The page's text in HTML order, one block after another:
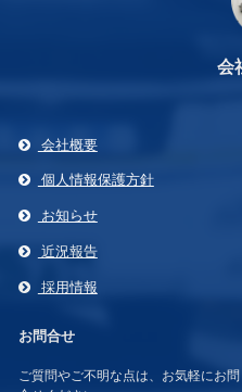
会
会社概要
個人情報保護方針
お知らせ
近況報告
採用情報
お問合せ
ご質問やご不明な点は、お気軽にお問